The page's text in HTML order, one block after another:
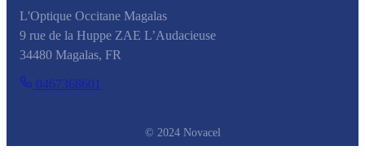
L'Optique Occitane Magalas
9 rue de la Huppe ZAE L’Audacieuse
34480 Magalas, FR
0467368601
© 2024 Novacel